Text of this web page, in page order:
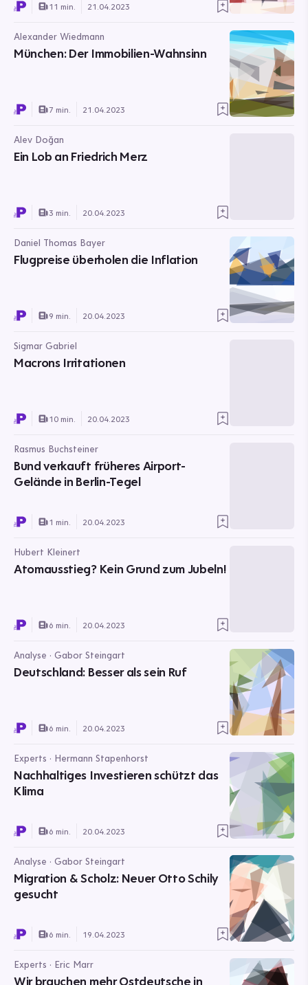
11 min. 21.04.2023
Alexander Wiedmann
München: Der Immobilien-Wahnsinn
7 min. 21.04.2023
Alev Doğan
Ein Lob an Friedrich Merz
3 min. 20.04.2023
Daniel Thomas Bayer
Flugpreise überholen die Inflation
9 min. 20.04.2023
Sigmar Gabriel
Macrons Irritationen
10 min. 20.04.2023
Rasmus Buchsteiner
Bund verkauft früheres Airport-
Gelände in Berlin-Tegel
1 min. 20.04.2023
Hubert Kleinert
Atomausstieg? Kein Grund zum Jubeln!
6 min. 20.04.2023
Analyse · Gabor Steingart
Deutschland: Besser als sein Ruf
6 min. 20.04.2023
Experts · Hermann Stapenhorst
Nachhaltiges Investieren schützt das
Klima
6 min. 20.04.2023
Analyse · Gabor Steingart
Migration & Scholz: Neuer Otto Schily
gesucht
6 min. 19.04.2023
Experts · Eric Marr
Wir brauchen mehr Ostdeutsche in